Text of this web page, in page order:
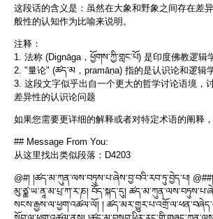
这段话的含义是：虽然在大象和野象之间存在差
般性的认知作为比喻来说明。
注释：
1. 法称 (Dignāga，ཕྱོགས་ཀྱི་གླང་པོ) 是印度佛教逻辑
2. "量论" (ཚད་མ，pramāṇa) 指的是认识论和逻辑
3. 这段文字似乎出自一个更大的哲学讨论语境，
差异性的认识论问题
如果您需要更详细的解释或者对特定术语的阐释，
## Message From You:
从这里找出类似段落：D4203
@#། །ཚད་མ་ཀུན་ལས་བཏུས་པ་ཞེས་བྱ་བའི་རབ་ཏུ་བྱེད་པ།
མུ་ཙྪ་ཡ་ནཱ་མ་པྲ་ཀ་ར་ཎ། བོད་སྐད་དུ།
སངས་རྒྱས་ལ་ཕྱག་འཚལ་ལོ། །